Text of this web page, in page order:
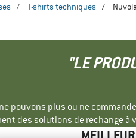
/ T-shirts techniques /
"LE
pouvons plus ou ne
des solutions de rechange à